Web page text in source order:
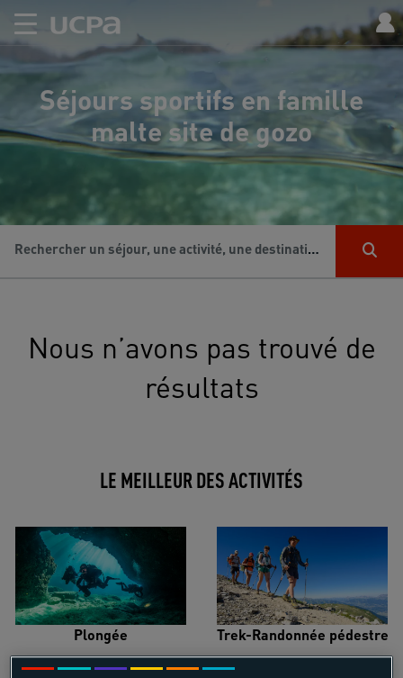
Séjours sportifs en famille
malte site de gozo
Rechercher un séjour, une activité, une destination...
Nous n’avons pas trouvé de
résultats
LE MEILLEUR DES ACTIVITÉS
Plongée Trek-Randonnée pédestre